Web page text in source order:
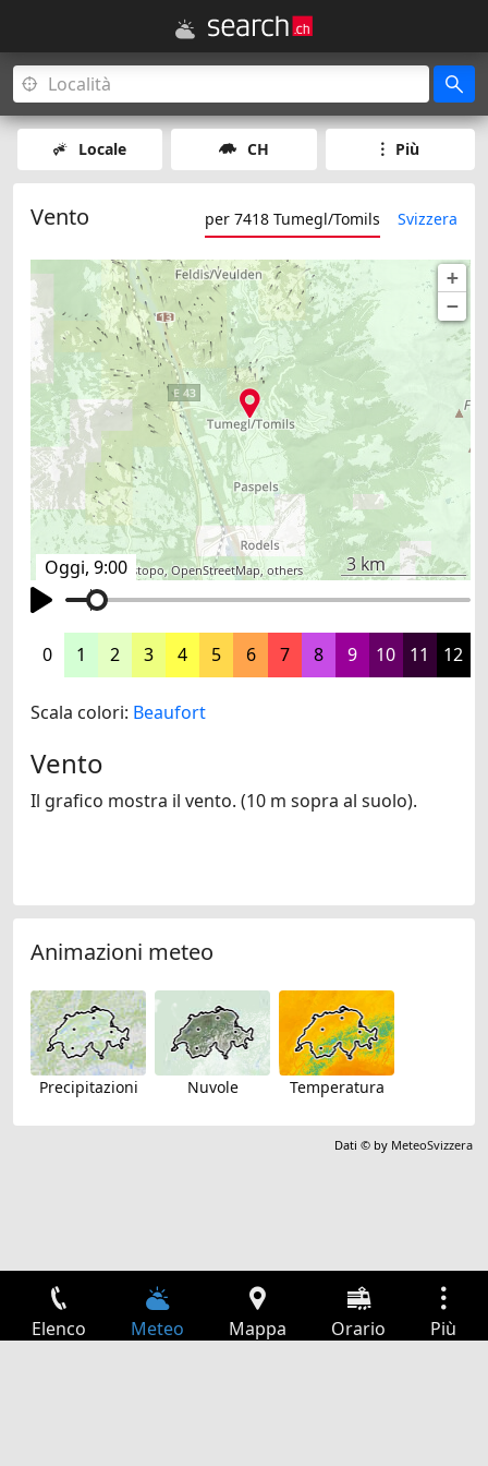
Locale CH Più
Vento per 7418 Tumegl/Tomils Svizzera
Oggi, 9:00
+
−
©search.ch,swisstopo, OpenStreetMap,others 3 km
0 1 2 3 4 5 6 7 8 9 10 11 12
Scala colori: Beaufort
Vento
Il grafico mostra il vento. (10 m sopra al suolo).
Animazioni meteo
Precipitazioni Nuvole Temperatura
Dati © by MeteoSvizzera
Elenco Meteo Mappa Orario Più